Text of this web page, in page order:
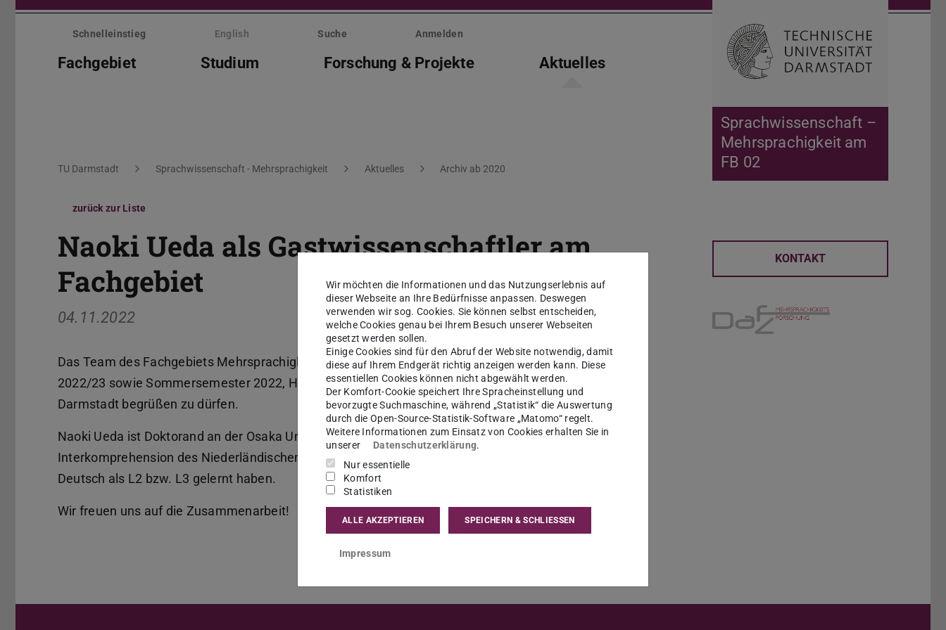
Menü
überspringen
Sprachwissenschaft –
Mehrsprachigkeit am
FB 02
Schnelleinstieg English Suche Anmelden
Fachgebiet Studium Forschung & Projekte Aktuelles Suche öffnen
Sie befinden sich hier:
TU Darmstadt Sprachwissenschaft - Mehrsprachigkeit Aktuelles Archiv ab 2020
zurück zur Liste
Naoki Ueda als Gastwissenschaftler am
Fachgebiet
04.11.2022
Das Team des Fachgebiets Mehrsprachigkeit der TU Darmstadt freut sich, im Wintersemester
2022/23 sowie Sommersemester 2022, Herrn Naoki Ueda als Gastwissenschaftler in
Darmstadt begrüßen zu dürfen.
Naoki Ueda ist Doktorand an der Osaka University und forscht zum Thema der
Interkomprehension des Niederländischen durch Japaner*innen, die bereits Englisch und
Deutsch als L2 bzw. L3 gelernt haben.
Wir freuen uns auf die Zusammenarbeit!
KONTAKT
Wir möchten die Informationen und das Nutzungserlebnis auf
dieser Webseite an Ihre Bedürfnisse anpassen. Deswegen
verwenden wir sog. Cookies. Sie können selbst entscheiden,
welche Cookies genau bei Ihrem Besuch unserer Webseiten
gesetzt werden sollen.
Einige Cookies sind für den Abruf der Website notwendig, damit
diese auf Ihrem Endgerät richtig anzeigen werden kann. Diese
essentiellen Cookies können nicht abgewählt werden.
Der Komfort-Cookie speichert Ihre Spracheinstellung und
bevorzugte Suchmaschine, während „Statistik“ die Auswertung
durch die Open-Source-Statistik-Software „Matomo“ regelt.
Weitere Informationen zum Einsatz von Cookies erhalten Sie in
unserer
Datenschutzerklärung.
Nur essentielle
Komfort
Statistiken
ALLE AKZEPTIEREN SPEICHERN & SCHLIESSEN
Impressum